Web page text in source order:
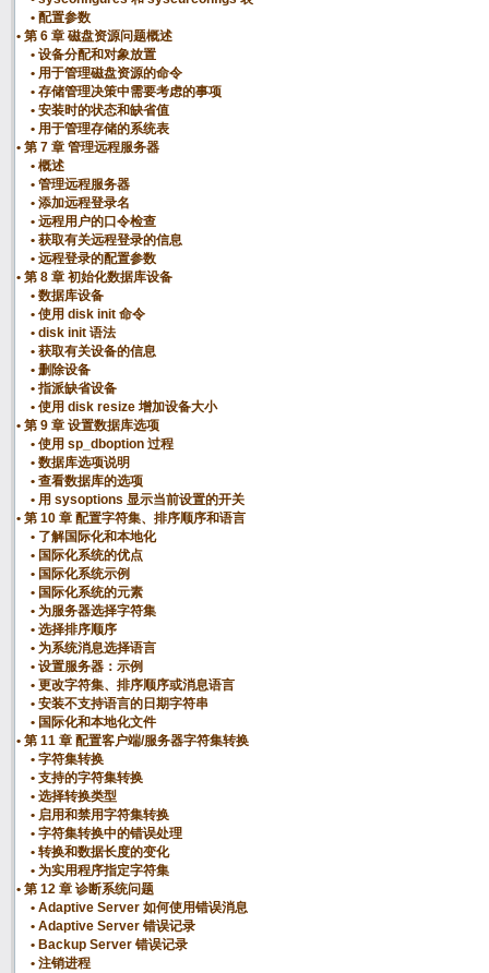
配置参数
第 6 章 磁盘资源问题概述
设备分配和对象放置
用于管理磁盘资源的命令
存储管理决策中需要考虑的事项
安装时的状态和缺省值
用于管理存储的系统表
第 7 章 管理远程服务器
概述
管理远程服务器
添加远程登录名
远程用户的口令检查
获取有关远程登录的信息
远程登录的配置参数
第 8 章 初始化数据库设备
数据库设备
使用 disk init 命令
disk init 语法
获取有关设备的信息
删除设备
指派缺省设备
使用 disk resize 增加设备大小
第 9 章 设置数据库选项
使用 sp_dboption 过程
数据库选项说明
查看数据库的选项
用 sysoptions 显示当前设置的开关
第 10 章 配置字符集、排序顺序和语言
了解国际化和本地化
国际化系统的优点
国际化系统示例
国际化系统的元素
为服务器选择字符集
选择排序顺序
为系统消息选择语言
设置服务器：示例
更改字符集、排序顺序或消息语言
安装不支持语言的日期字符串
国际化和本地化文件
第 11 章 配置客户端/服务器字符集转换
字符集转换
支持的字符集转换
选择转换类型
启用和禁用字符集转换
字符集转换中的错误处理
转换和数据长度的变化
为实用程序指定字符集
第 12 章 诊断系统问题
Adaptive Server 如何使用错误消息
Adaptive Server 错误记录
Backup Server 错误记录
注销进程